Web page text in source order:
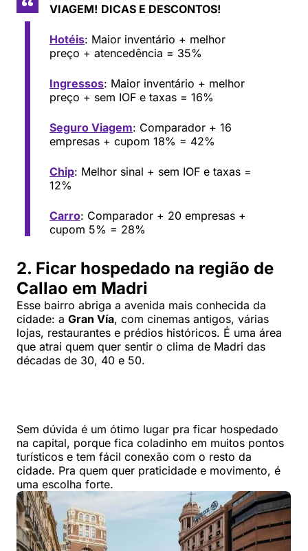
VIAGEM! DICAS E DESCONTOS!
Hotéis: Maior inventário + melhor
preço + atencedência = 35%
Ingressos: Maior inventário + melhor
preço + sem IOF e taxas = 16%
Seguro Viagem: Comparador + 16
empresas + cupom 18% = 42%
Chip: Melhor sinal + sem IOF e taxas =
12%
Carro: Comparador + 20 empresas +
cupom 5% = 28%
2. Ficar hospedado na região de
Callao em Madri
Esse bairro abriga a avenida mais conhecida da
cidade: a Gran Vía, com cinemas antigos, várias
lojas, restaurantes e prédios históricos. É uma área
que atrai quem quer sentir o clima de Madri das
décadas de 30, 40 e 50.
Sem dúvida é um ótimo lugar pra ficar hospedado
na capital, porque fica coladinho em muitos pontos
turísticos e tem fácil conexão com o resto da
cidade. Pra quem quer praticidade e movimento, é
uma escolha forte.